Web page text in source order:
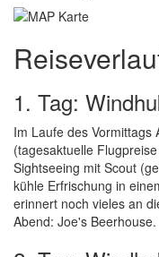
1. Tag:
Im Laufe des Vormittags
(tagesaktuelle
Sightseeing mit Scout
kühle Erfrischung in
erinnert noch vieles an
Abend: Joe's Beerhouse.